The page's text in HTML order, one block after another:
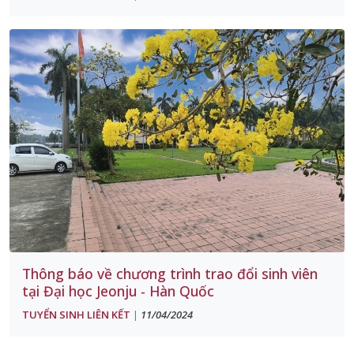
Thông báo về chương trình trao đổi sinh viên
tại Đại học Jeonju - Hàn Quốc
TUYỂN SINH LIÊN KẾT | 11/04/2024